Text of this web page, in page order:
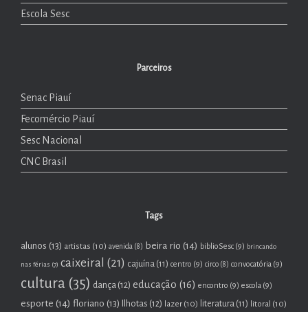
Escola Sesc
Parceiros
Senac Piauí
Fecomércio Piauí
Sesc Nacional
CNC Brasil
Tags
alunos (13) artistas (10) avenida (8) beira rio (14) biblioSesc (9) brincando
nas férias (7) caixeiral (21) cajuína (11) centro (9) circo (8) convocatória (9)
cultura (35) dança (12) educação (16) encontro (9) escola (9)
esporte (14) floriano (13) Ilhotas (12) lazer (10) literatura (11) litoral (10)